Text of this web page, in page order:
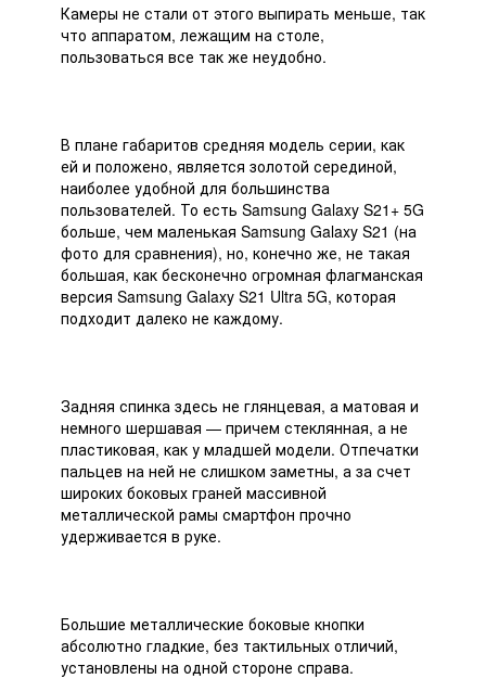
Камеры не стали от этого выпирать меньше, так
что аппаратом, лежащим на столе,
пользоваться все так же неудобно.
В плане габаритов средняя модель серии, как
ей и положено, является золотой серединой,
наиболее удобной для большинства
пользователей. То есть Samsung Galaxy S21+ 5G
больше, чем маленькая Samsung Galaxy S21 (на
фото для сравнения), но, конечно же, не такая
большая, как бесконечно огромная флагманская
версия Samsung Galaxy S21 Ultra 5G, которая
подходит далеко не каждому.
Задняя спинка здесь не глянцевая, а матовая и
немного шершавая — причем стеклянная, а не
пластиковая, как у младшей модели. Отпечатки
пальцев на ней не слишком заметны, а за счет
широких боковых граней массивной
металлической рамы смартфон прочно
удерживается в руке.
Большие металлические боковые кнопки
абсолютно гладкие, без тактильных отличий,
установлены на одной стороне справа.